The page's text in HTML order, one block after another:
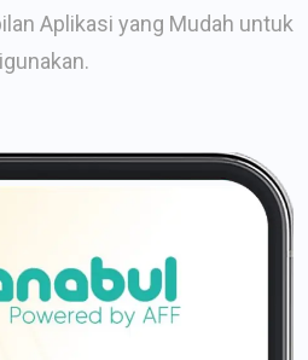
Aplikasi yang Mudah untuk